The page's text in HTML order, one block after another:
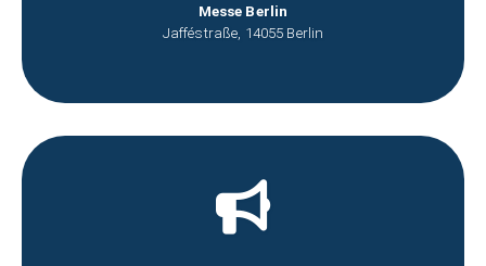
Messe Berlin
Jafféstraße, 14055 Berlin